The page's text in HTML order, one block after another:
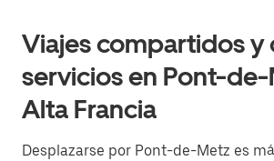
Viajes compartidos y
servicios en Pont-
Alta Francia
Desplazarse por Pont-de-Metz es